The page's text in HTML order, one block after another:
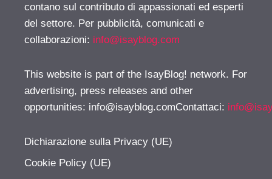
contano sul contributo di appassionati ed esperti
del settore. Per pubblicità, comunicati e
collaborazioni: info@isayblog.com
This website is part of the IsayBlog! network. For
advertising, press releases and other
opportunities: info@isayblog.comContattaci:
Dichiarazione sulla Privacy (UE)
Cookie Policy (UE)